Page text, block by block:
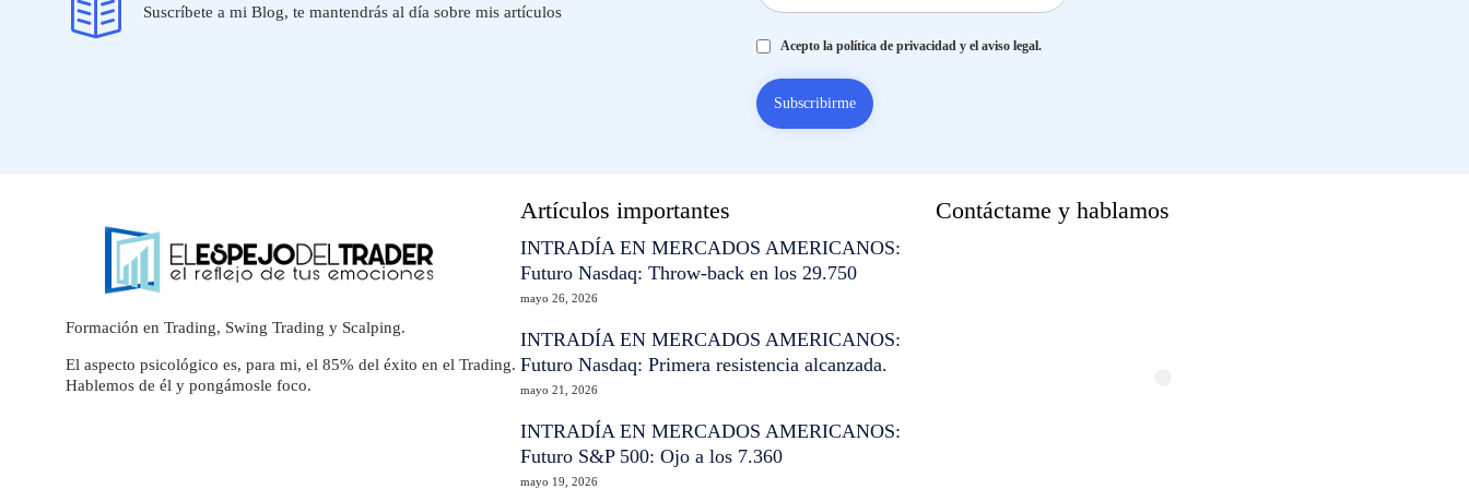
Suscríbete a mi Blog, te mantendrás al día sobre mis artículos
Acepto la política de privacidad y el aviso legal.
Formación en Trading, Swing Trading y Scalping.
El aspecto psicológico es, para mi, el 85% del éxito en el Trading.
Hablemos de él y pongámosle foco.
Artículos importantes
INTRADÍA EN MERCADOS AMERICANOS:
Futuro Nasdaq: Throw-back en los 29.750
mayo 26, 2026
INTRADÍA EN MERCADOS AMERICANOS:
Futuro Nasdaq: Primera resistencia alcanzada.
mayo 21, 2026
INTRADÍA EN MERCADOS AMERICANOS:
Futuro S&P 500: Ojo a los 7.360
mayo 19, 2026
Contáctame y hablamos